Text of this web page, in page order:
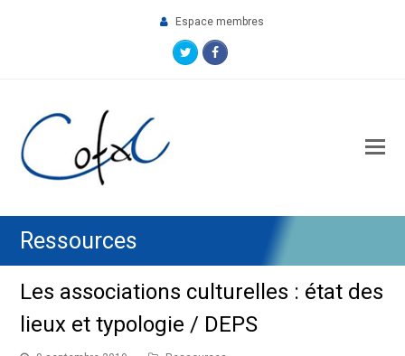
Espace membres
TwitterFacebook
Ressources
Les associations culturelles : état des
lieux et typologie / DEPS